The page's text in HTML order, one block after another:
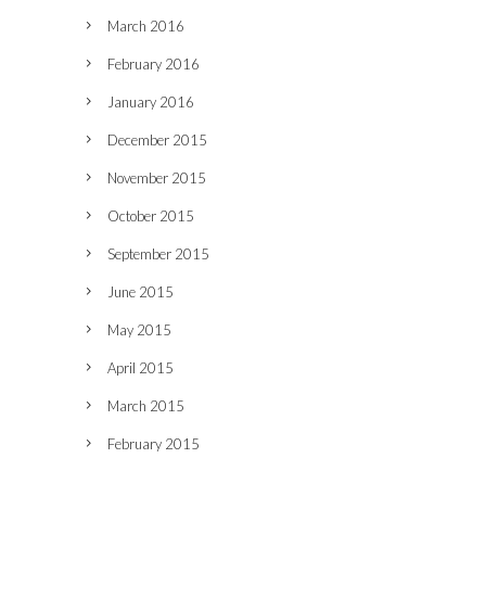
March 2016
February 2016
January 2016
December 2015
November 2015
October 2015
September 2015
June 2015
May 2015
April 2015
March 2015
February 2015